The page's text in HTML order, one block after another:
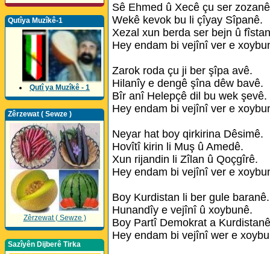
Qutîya Muzîkê-1
Qutî ya Muzîkê - 1
Zêrzewat ( Sewze )
Zêrzewat ( Sewze )
Sazîyên Dijberê Tirka
Sê Ehmed û Xecê çu ser
Wekê kevok bu li çîyay Sîpanê.
Xezal xun berda ser bejn û
Hey endam bi vejînî ver e
Zarok roda çu ji ber şîpa avê.
Hilanîy e dengê şîna dêw bavê.
Bîr anî Helepçê dil bu wek şevê.
Hey endam bi vejînî ver e
Neyar hat boy qirkirina Dêsimê.
Hovîtî kirin li Muş û Amedê.
Xun rijandin li Zîlan û Qoçgîrê.
Hey endam bi vejînî ver e
Boy Kurdistan li ber gule baranê.
Hunandîy e vejînî û xoybunê.
Boy Partî Demokrat a
Hey endam bi vejînî wer e